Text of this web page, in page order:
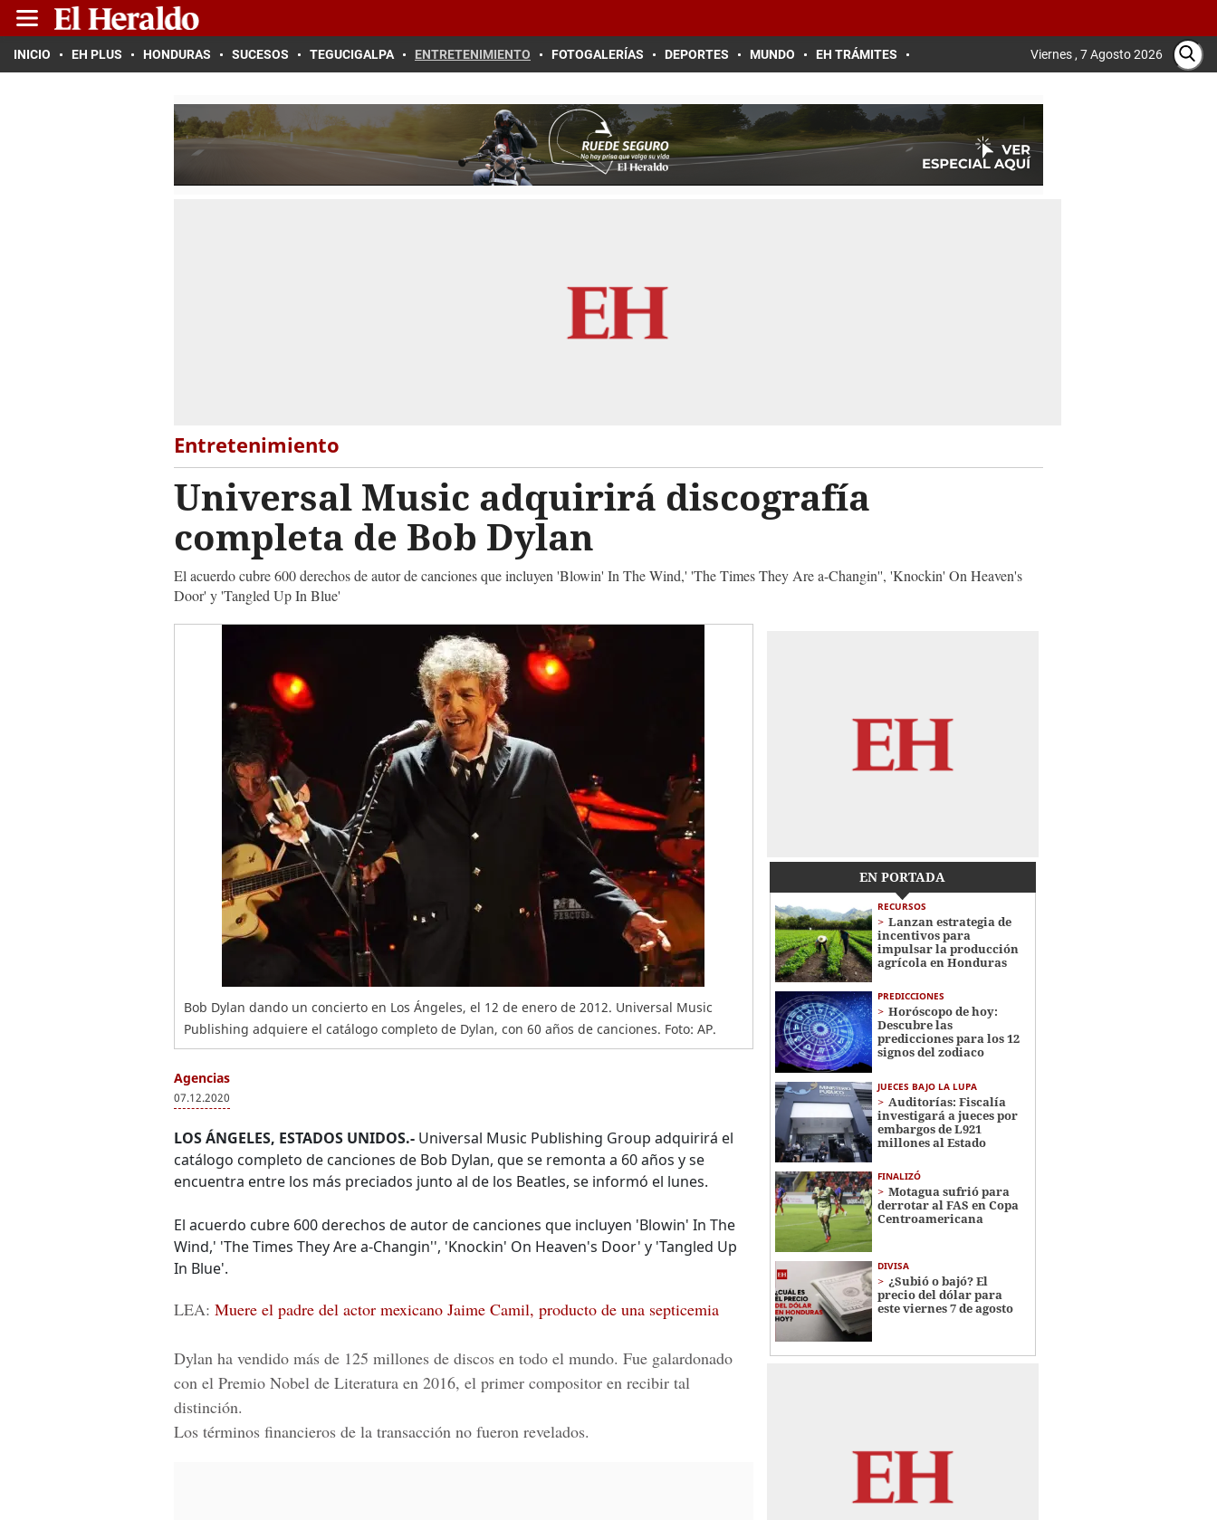
INICIO EH PLUS HONDURAS SUCESOS TEGUCIGALPA ENTRETENIMIENTO FOTOGALERÍAS DEPORTES MUNDO EH TRÁMITES Viernes , 7 Agosto 2026
Entretenimiento
Universal Music adquirirá discografía
completa de Bob Dylan
El acuerdo cubre 600 derechos de autor de canciones que incluyen 'Blowin' In The Wind,' 'The Times They Are a-Changin'', 'Knockin' On Heaven's
Door' y 'Tangled Up In Blue'
Bob Dylan dando un concierto en Los Ángeles, el 12 de enero de 2012. Universal Music
Publishing adquiere el catálogo completo de Dylan, con 60 años de canciones. Foto: AP.
Agencias
07.12.2020
LOS ÁNGELES, ESTADOS UNIDOS.- Universal Music Publishing Group adquirirá el
catálogo completo de canciones de Bob Dylan, que se remonta a 60 años y se
encuentra entre los más preciados junto al de los Beatles, se informó el lunes.
El acuerdo cubre 600 derechos de autor de canciones que incluyen 'Blowin' In The
Wind,' 'The Times They Are a-Changin'', 'Knockin' On Heaven's Door' y 'Tangled Up
In Blue'.
LEA: Muere el padre del actor mexicano Jaime Camil, producto de una septicemia
Dylan ha vendido más de 125 millones de discos en todo el mundo. Fue galardonado
con el Premio Nobel de Literatura en 2016, el primer compositor en recibir tal
distinción.
Los términos financieros de la transacción no fueron revelados.
EN PORTADA
RECURSOS
Lanzan estrategia de
incentivos para
impulsar la producción
agrícola en Honduras
PREDICCIONES
Horóscopo de hoy:
Descubre las
predicciones para los 12
signos del zodiaco
JUECES BAJO LA LUPA
Auditorías: Fiscalía
investigará a jueces por
embargos de L921
millones al Estado
FINALIZÓ
Motagua sufrió para
derrotar al FAS en Copa
Centroamericana
DIVISA
¿Subió o bajó? El
precio del dólar para
este viernes 7 de agosto